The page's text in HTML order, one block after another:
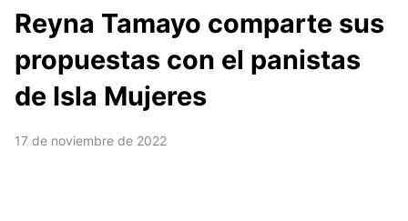
Reyna Tamayo comparte sus
propuestas con el panistas
de Isla Mujeres
17 de noviembre de 2022